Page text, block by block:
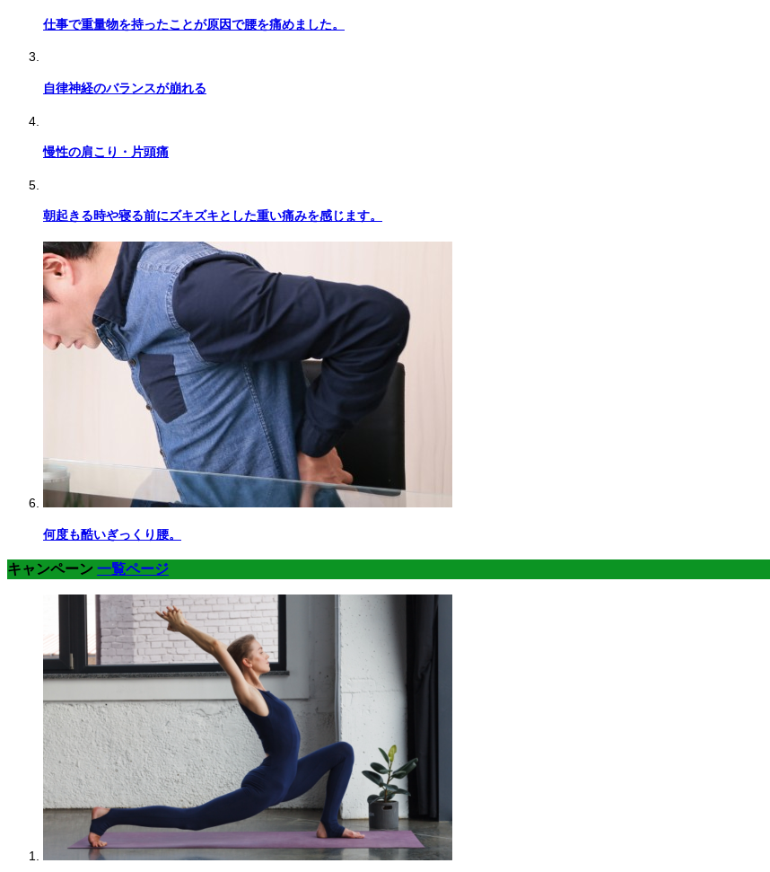
仕事で重量物を持ったことが原因で腰を痛めました。
自律神経のバランスが崩れる
慢性の肩こり・片頭痛
朝起きる時や寝る前にズキズキとした重い痛みを感じます。
何度も酷いぎっくり腰。
キャンペーン 一覧ページ